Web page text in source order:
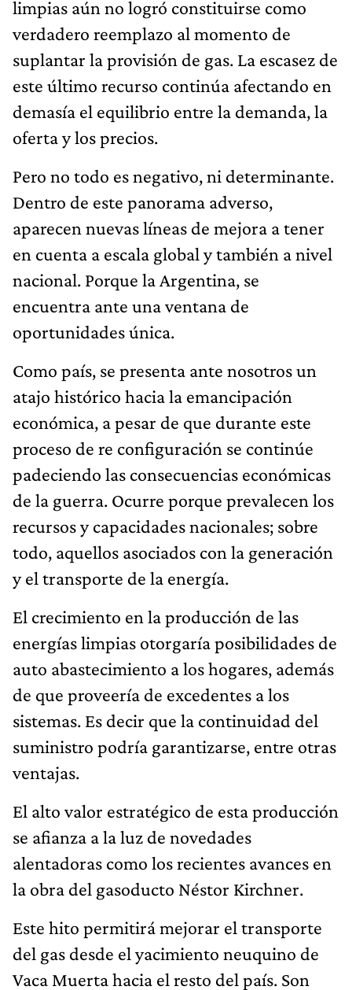
limpias aún no logró constituirse como
verdadero reemplazo al momento de
suplantar la provisión de gas. La escasez de
este último recurso continúa afectando en
demasía el equilibrio entre la demanda, la
oferta y los precios.
Pero no todo es negativo, ni determinante.
Dentro de este panorama adverso,
aparecen nuevas líneas de mejora a tener
en cuenta a escala global y también a nivel
nacional. Porque la Argentina, se
encuentra ante una ventana de
oportunidades única.
Como país, se presenta ante nosotros un
atajo histórico hacia la emancipación
económica, a pesar de que durante este
proceso de re configuración se continúe
padeciendo las consecuencias económicas
de la guerra. Ocurre porque prevalecen los
recursos y capacidades nacionales; sobre
todo, aquellos asociados con la generación
y el transporte de la energía.
El crecimiento en la producción de las
energías limpias otorgaría posibilidades de
auto abastecimiento a los hogares, además
de que proveería de excedentes a los
sistemas. Es decir que la continuidad del
suministro podría garantizarse, entre otras
ventajas.
El alto valor estratégico de esta producción
se afianza a la luz de novedades
alentadoras como los recientes avances en
la obra del gasoducto Néstor Kirchner.
Este hito permitirá mejorar el transporte
del gas desde el yacimiento neuquino de
Vaca Muerta hacia el resto del país. Son